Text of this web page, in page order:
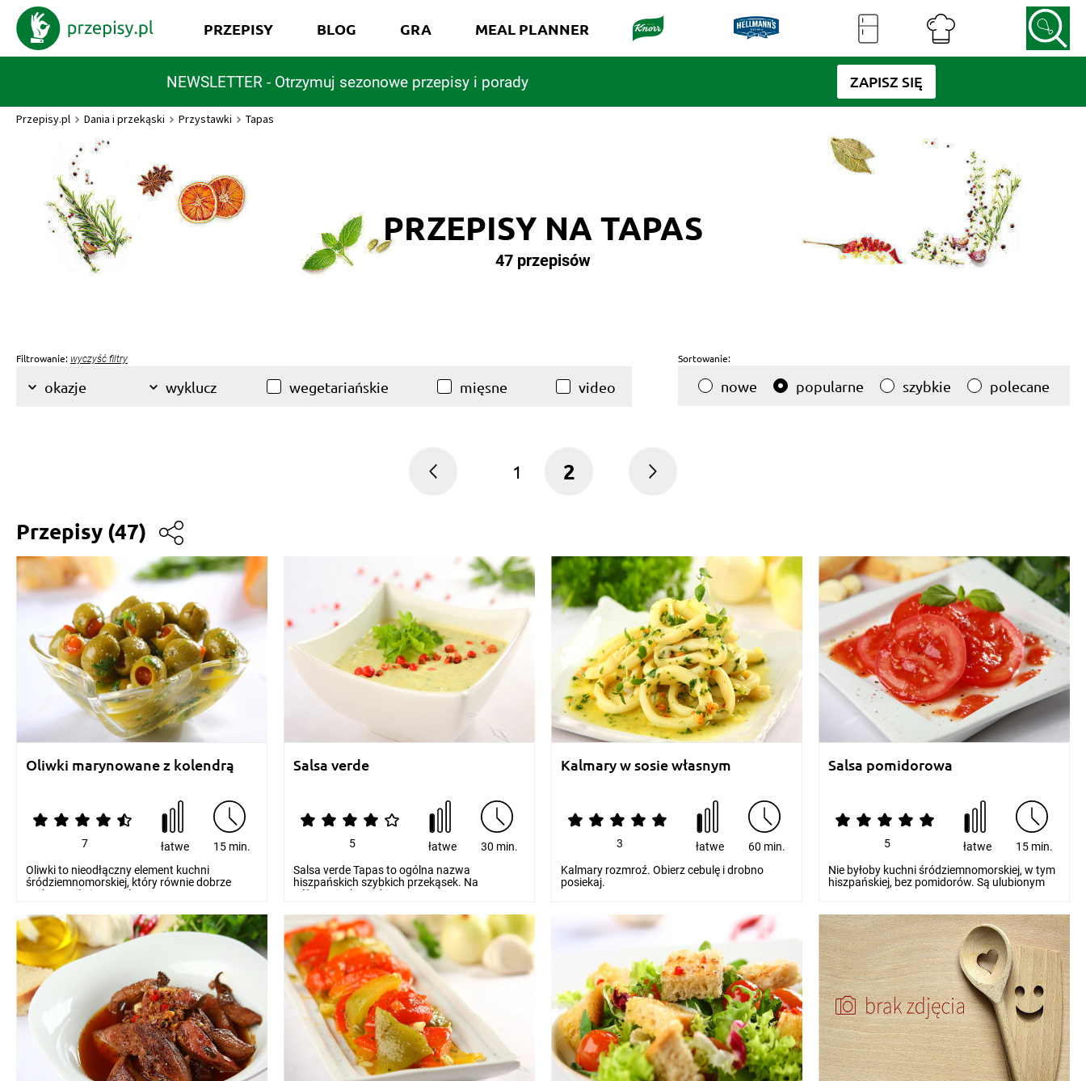
NEWSLETTER - Otrzymuj sezonowe przepisy i porady ZAPISZ SIĘ
PRZEPISY BLOG GRA MEAL PLANNER
Przepisy.pl Dania i przekąski Przystawki Tapas
PRZEPISY NA TAPAS
47 przepisów
Filtrowanie: wyczyść filtry
okazje wyklucz wegetariańskie mięsne video
Sortowanie:
nowe popularne szybkie polecane
1 2
Przepisy (47)
Oliwki marynowane z kolendrą
7 łatwe
15 min.
Oliwki to nieodłączny element kuchni
śródziemnomorskiej, który równie dobrze
zadomowił się na pol...
Salsa verde
5 łatwe
30 min.
Salsa verde Tapas to ogólna nazwa
hiszpańskich szybkich przekąsek. Na
półwyspie Iberyjskim znane...
Kalmary w sosie własnym
3 łatwe
60 min.
Kalmary rozmroź. Obierz cebulę i drobno
posiekaj.
Salsa pomidorowa
5 łatwe
15 min.
Nie byłoby kuchni śródziemnomorskiej, w tym
hiszpańskiej, bez pomidorów. Są ulubionym
warzywem mi...